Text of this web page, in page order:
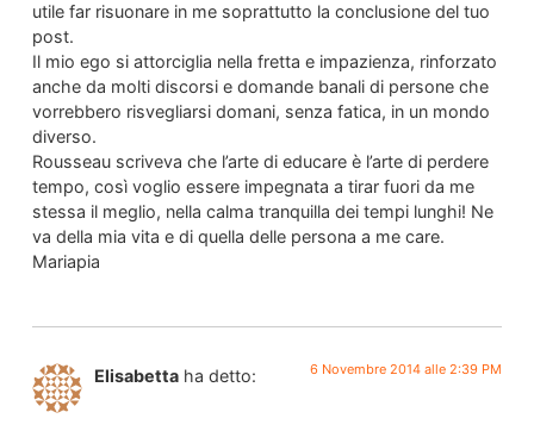
utile far risuonare in me soprattutto la conclusione del tuo
post.
Il mio ego si attorciglia nella fretta e impazienza, rinforzato
anche da molti discorsi e domande banali di persone che
vorrebbero risvegliarsi domani, senza fatica, in un mondo
diverso.
Rousseau scriveva che l’arte di educare è l’arte di perdere
tempo, così voglio essere impegnata a tirar fuori da me
stessa il meglio, nella calma tranquilla dei tempi lunghi! Ne
va della mia vita e di quella delle persona a me care.
Mariapia
Elisabetta ha detto: 6 Novembre 2014 alle 2:39 PM